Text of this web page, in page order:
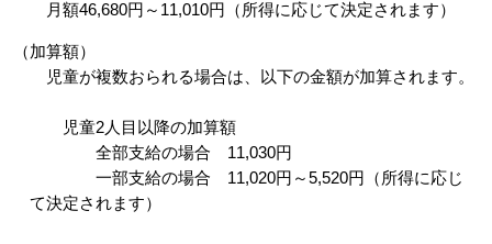
月額46,680円～11,010円（所得に応じて決定されます）
（加算額）
児童が複数おられる場合は、以下の金額が加算されます。
児童2人目以降の加算額
全部支給の場合 11,030円
一部支給の場合 11,020円～5,520円（所得に応じ
て決定されます）